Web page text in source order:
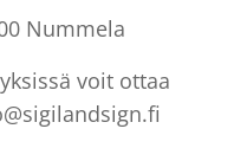
Nummela
voit ottaa